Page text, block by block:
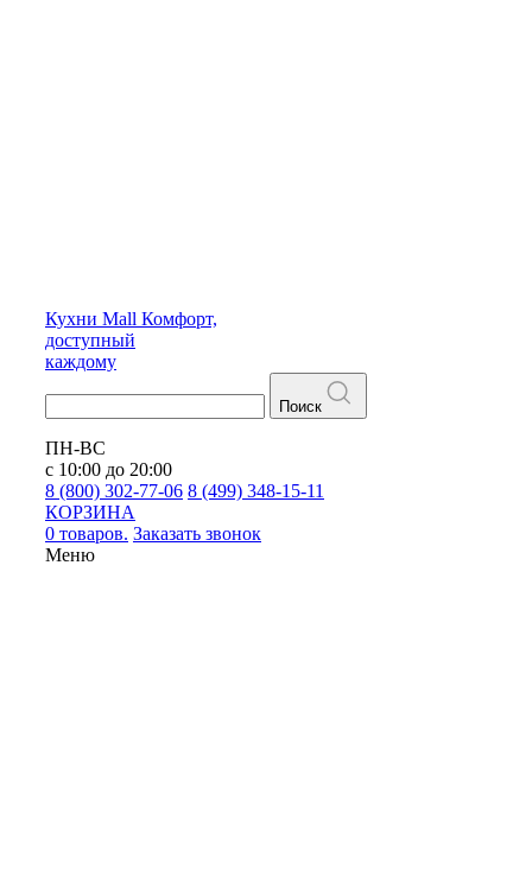
Кухни Mall Комфорт,
доступный
каждому
Поиск
ПН-ВС
с 10:00 до 20:00
8 (800) 302-77-06 8 (499) 348-15-11
КОРЗИНА
0 товаров. Заказать звонок
Меню